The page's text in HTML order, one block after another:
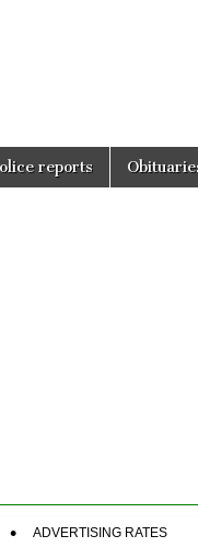
reports
ADVERTISING RATES